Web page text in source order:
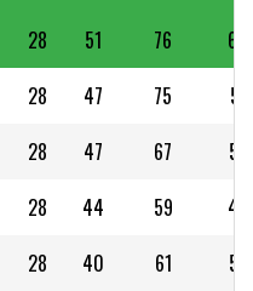
28 51 76
64
28 47 75
51
28 47 67
53
28 44 59
42
28 40 61
55